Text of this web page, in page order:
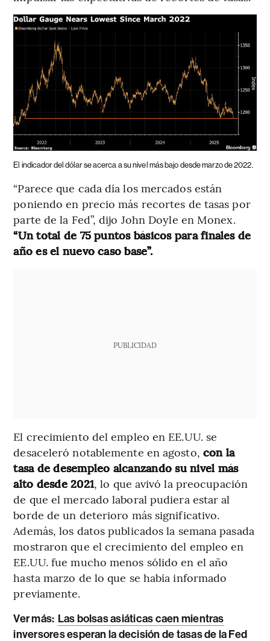
El indicador del dólar se acerca a su nivel más bajo desde marzo de 2022.
“Parece que cada día los mercados están
poniendo en precio más recortes de tasas por
parte de la Fed”, dijo John Doyle en Monex.
“Un total de 75 puntos básicos para finales de
año es el nuevo caso base”.
PUBLICIDAD
El crecimiento del empleo en EE.UU. se
desaceleró notablemente en agosto, con la
tasa de desempleo alcanzando su nivel más
alto desde 2021, lo que avivó la preocupación
de que el mercado laboral pudiera estar al
borde de un deterioro más significativo.
Además, los datos publicados la semana pasada
mostraron que el crecimiento del empleo en
EE.UU. fue mucho menos sólido en el año
hasta marzo de lo que se había informado
previamente.
Ver más: Las bolsas asiáticas caen mientras
inversores esperan la decisión de tasas de la Fed